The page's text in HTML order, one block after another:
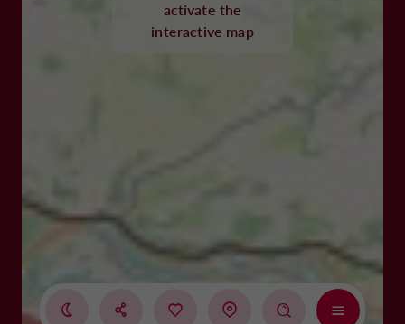
activate the
interactive map